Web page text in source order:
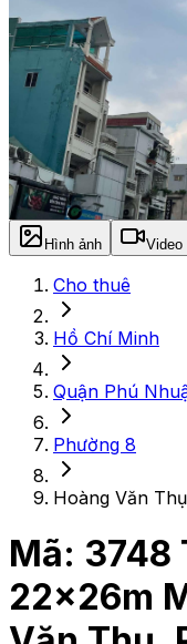
Hình ảnh Video
Cho thuê
Hồ Chí Minh
Quận Phú
Phường 8
Hoàng Văn Thụ
Mã: 3748
22x26m